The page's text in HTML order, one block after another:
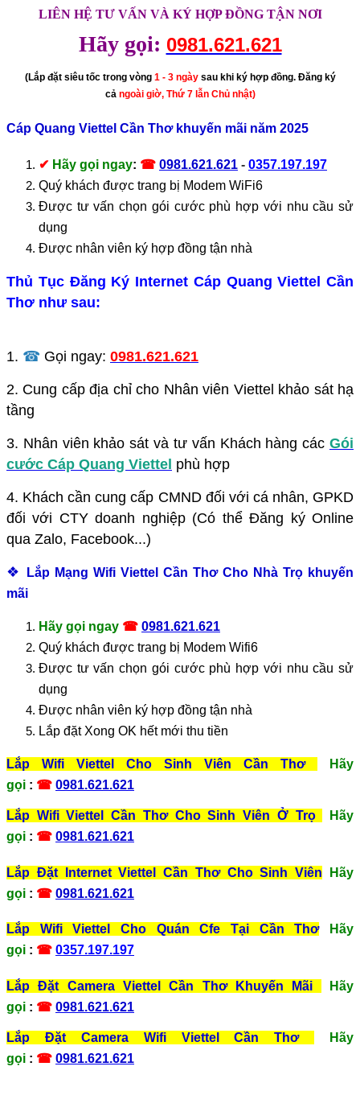
LIÊN HỆ TƯ VẤN VÀ KÝ HỢP ĐỒNG TẬN NƠI
Hãy gọi: 0981.621.621
(Lắp đặt siêu tốc trong vòng 1 - 3 ngày sau khi ký hợp đồng. Đăng ký
cả ngoài giờ, Thứ 7 lẫn Chủ nhật)
Cáp Quang Viettel Cần Thơ khuyến mãi năm 2025
✔ Hãy gọi ngay: ☎ 0981.621.621 - 0357.197.197
Quý khách được trang bị Modem WiFi6
Được tư vấn chọn gói cước phù hợp với nhu cầu sử
dụng
Được nhân viên ký hợp đồng tận nhà
Thủ Tục Đăng Ký Internet Cáp Quang Viettel Cần
Thơ như sau:
1. ☎ Gọi ngay: 0981.621.621
2. Cung cấp địa chỉ cho Nhân viên Viettel khảo sát hạ
tầng
3. Nhân viên khảo sát và tư vấn Khách hàng các Gói
cước Cáp Quang Viettel phù hợp
4. Khách cần cung cấp CMND đối với cá nhân, GPKD
đối với CTY doanh nghiệp (Có thể Đăng ký Online
qua Zalo, Facebook...)
❖
Lắp Mạng Wifi Viettel Cần Thơ Cho Nhà Trọ khuyến
mãi
Hãy gọi ngay ☎ 0981.621.621
Quý khách được trang bị Modem Wifi6
Được tư vấn chọn gói cước phù hợp với nhu cầu sử
dụng
Được nhân viên ký hợp đồng tận nhà
Lắp đặt Xong OK hết mới thu tiền
Lắp Wifi Viettel Cho Sinh Viên Cần Thơ
Hãy
gọi : ☎ 0981.621.621
Lắp Wifi Viettel Cần Thơ Cho Sinh Viên Ở Trọ
Hãy
gọi : ☎ 0981.621.621
Lắp Đặt Internet Viettel Cần Thơ Cho Sinh Viên
Hãy
gọi : ☎ 0981.621.621
Lắp Wifi Viettel Cho Quán Cfe Tại Cần Thơ
Hãy
gọi : ☎ 0357.197.197
Lắp Đặt Camera Viettel Cần Thơ Khuyến Mãi
Hãy
gọi : ☎ 0981.621.621
Lắp Đặt Camera Wifi Viettel Cần Thơ
Hãy
gọi : ☎ 0981.621.621